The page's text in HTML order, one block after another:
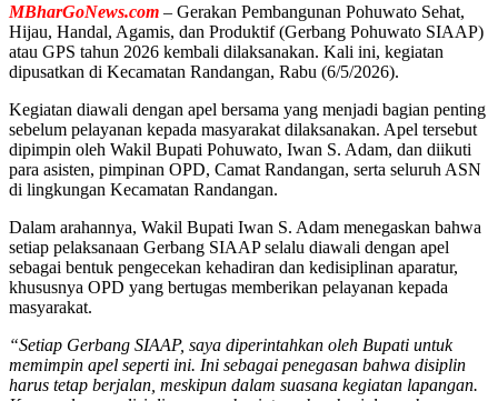
MBharGoNews.com – Gerakan Pembangunan Pohuwato Sehat,
Hijau, Handal, Agamis, dan Produktif (Gerbang Pohuwato SIAAP)
atau GPS tahun 2026 kembali dilaksanakan. Kali ini, kegiatan
dipusatkan di Kecamatan Randangan, Rabu (6/5/2026).
Kegiatan diawali dengan apel bersama yang menjadi bagian penting
sebelum pelayanan kepada masyarakat dilaksanakan. Apel tersebut
dipimpin oleh Wakil Bupati Pohuwato, Iwan S. Adam, dan diikuti
para asisten, pimpinan OPD, Camat Randangan, serta seluruh ASN
di lingkungan Kecamatan Randangan.
Dalam arahannya, Wakil Bupati Iwan S. Adam menegaskan bahwa
setiap pelaksanaan Gerbang SIAAP selalu diawali dengan apel
sebagai bentuk pengecekan kehadiran dan kedisiplinan aparatur,
khususnya OPD yang bertugas memberikan pelayanan kepada
masyarakat.
“Setiap Gerbang SIAAP, saya diperintahkan oleh Bupati untuk
memimpin apel seperti ini. Ini sebagai penegasan bahwa disiplin
harus tetap berjalan, meskipun dalam suasana kegiatan lapangan.